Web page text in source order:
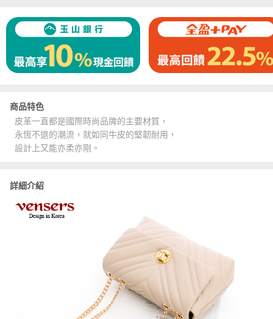
商品特色
皮革一直都是國際時尚品牌的主要材質，
永恆不退的潮流，就如同牛皮的堅韌耐用，
設計上又能亦柔亦剛。
詳細介紹